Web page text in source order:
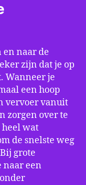
en naar de
zijn dat je op
Wanneer je
een hoop
vervoer vanuit
zorgen over te
heel wat
de snelste weg
grote
naar een